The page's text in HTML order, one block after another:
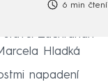
6 min čtení
Záchranáři
Hladká
napadení